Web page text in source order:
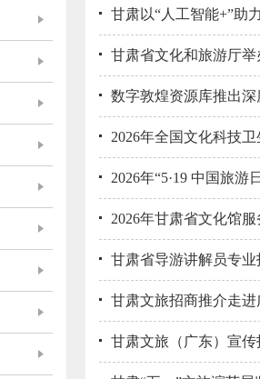
甘肃以“人工智能+”助
甘肃省文化和旅游厅举
数字敦煌资源库推出
2026年全国文化科技
2026年“5·19 中国旅
2026年甘肃省文化馆
甘肃省导游讲解员专
甘肃文旅招商推介走进
甘肃文旅（广东）宣